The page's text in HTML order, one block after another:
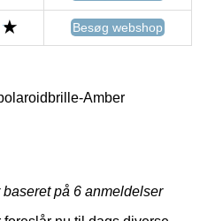
Besøg webshop
Amber
på 6 anmeldelser